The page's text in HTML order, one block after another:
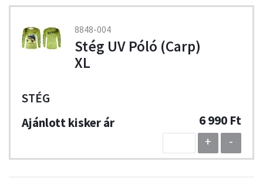
8848-004
Stég UV Póló (Carp)
XL
STÉG
6 990 Ft
+
-